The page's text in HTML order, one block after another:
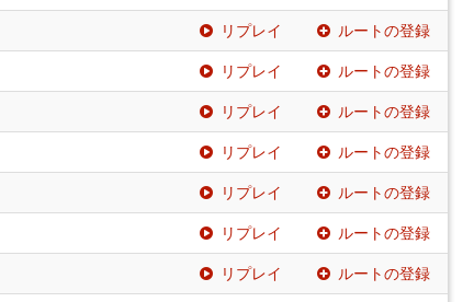
リプレイ ルートの登録
リプレイ ルートの登録
リプレイ ルートの登録
リプレイ ルートの登録
リプレイ ルートの登録
リプレイ ルートの登録
リプレイ ルートの登録